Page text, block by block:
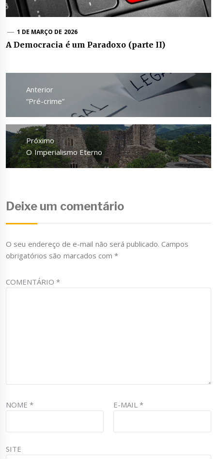
1 DE MARÇO DE 2026
A Democracia é um Paradoxo (parte II)
Navegação
Post
Anterior
Anterior
“Pré-crime”
Próximo
Próximo
O Imperialismo Eterno
Deixe um comentário
O seu endereço de e-mail não será publicado. Campos
obrigatórios são marcados com*
COMENTÁRIO*
NOME* E-MAIL*
SITE